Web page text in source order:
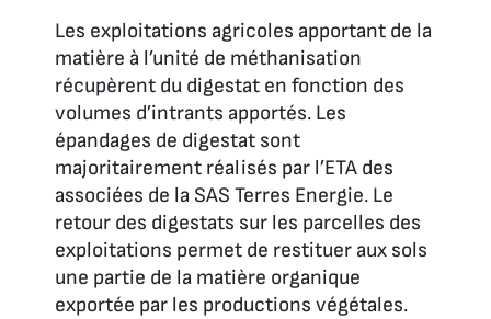
Les exploitations agricoles apportant de la
matière à l’unité de méthanisation
récupèrent du digestat en fonction des
volumes d’intrants apportés. Les
épandages de digestat sont
majoritairement réalisés par l’ETA des
associées de la SAS Terres Energie. Le
retour des digestats sur les parcelles des
exploitations permet de restituer aux sols
une partie de la matière organique
exportée par les productions végétales.